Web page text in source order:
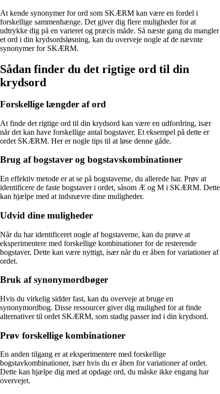
At kende synonymer for ord som SKÆRM kan være en fordel i
forskellige sammenhænge. Det giver dig flere muligheder for at
udtrykke dig på en varieret og præcis måde. Så næste gang du mangler
et ord i din krydsordsløsning, kan du overveje nogle af de nævnte
synonymer for SKÆRM.
Sådan finder du det rigtige ord til din
krydsord
Forskellige længder af ord
At finde det rigtige ord til din krydsord kan være en udfordring, især
når det kan have forskellige antal bogstaver. Et eksempel på dette er
ordet SKÆRM. Her er nogle tips til at løse denne gåde.
Brug af bogstaver og bogstavskombinationer
En effektiv metode er at se på bogstaverne, du allerede har. Prøv at
identificere de faste bogstaver i ordet, såsom Æ og M i SKÆRM. Dette
kan hjælpe med at indsnævre dine muligheder.
Udvid dine muligheder
Når du har identificeret nogle af bogstaverne, kan du prøve at
eksperimentere med forskellige kombinationer for de resterende
bogstaver. Dette kan være nyttigt, især når du er åben for variationer af
ordet.
Bruk af synonymordbøger
Hvis du virkelig sidder fast, kan du overveje at bruge en
synonymordbog. Disse ressourcer giver dig mulighed for at finde
alternativer til ordet SKÆRM, som stadig passer ind i din krydsord.
Prøv forskellige kombinationer
En anden tilgang er at eksperimentere med forskellige
bogstavkombinationer, især hvis du er åben for variationer af ordet.
Dette kan hjælpe dig med at opdage ord, du måske ikke engang har
overvejet.